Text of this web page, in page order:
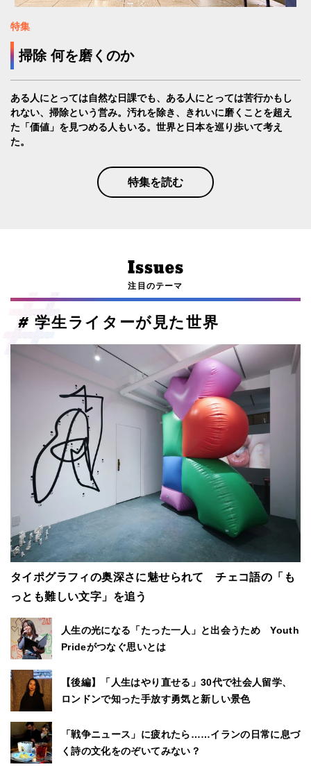
特集
掃除 何を磨くのか
ある人にとっては自然な日課でも、ある人にとっては苦行かもし
れない、掃除という営み。汚れを除き、きれいに磨くことを超え
た「価値」を見つめる人もいる。世界と日本を巡り歩いて考え
た。
特集を読む
注目のテーマ
# 学生ライターが見た世界
タイポグラフィの奥深さに魅せられて チェコ語の「も
っとも難しい文字」を追う
人生の光になる「たった一人」と出会うため Youth
Prideがつなぐ思いとは
【後編】「人生はやり直せる」30代で社会人留学、
ロンドンで知った手放す勇気と新しい景色
「戦争ニュース」に疲れたら……イランの日常に息づ
く詩の文化をのぞいてみない？